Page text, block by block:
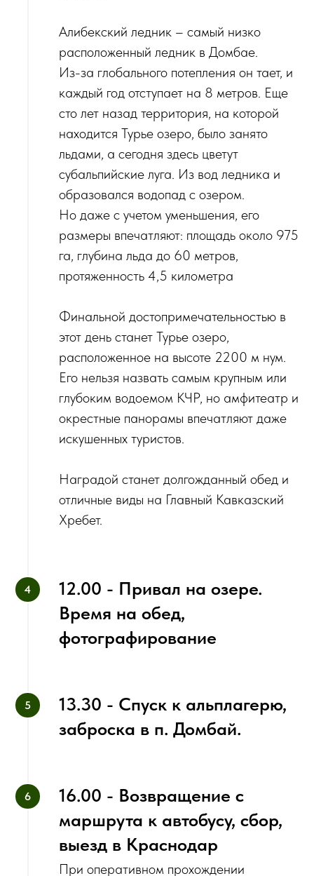
‌Алибекский ледник – самый низко
расположенный ледник в Домбае.
‌Из-за глобального потепления он тает, и
каждый год отступает на 8 метров. Еще
сто лет назад территория, на которой
находится Турье озеро, было занято
льдами, а сегодня здесь цветут
субальпийские луга. Из вод ледника и
образовался водопад с озером.
‌Но даже с учетом уменьшения, его
размеры впечатляют: площадь около 975
га, глубина льда до 60 метров,
протяженность 4,5 километра
Финальной достопримечательностью в
этот день станет Турье озеро,
расположенное на высоте 2200 м нум.
Его нельзя назвать самым крупным или
глубоким водоемом КЧР, но амфитеатр и
окрестные панорамы впечатляют даже
искушенных туристов.
‌Наградой станет долгожданный обед и
отличные виды на Главный Кавказский
Хребет.
12.00 - Привал на озере.
Время на обед,
фотографирование
‌13.30 - Спуск к альплагерю,
заброска в п. Домбай.
16.00 - Возвращение с
маршрута к автобусу, сбор,
выезд в Краснодар
При оперативном прохождении